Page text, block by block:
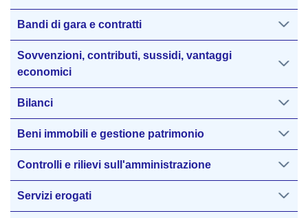
Bandi di gara e contratti
Sovvenzioni, contributi, sussidi, vantaggi
economici
Bilanci
Beni immobili e gestione patrimonio
Controlli e rilievi sull'amministrazione
Servizi erogati